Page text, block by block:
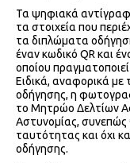
Τα ψηφιακά
τα στοιχεία που
τα διπλώματα
έναν κωδικό QR και
οποίου
Ειδικά, αναφορικά
οδήγησης, η
το Μητρώο Δελτίων
Αστυνομίας, συνεπώς
ταυτότητας και όχι
οδήγησης.